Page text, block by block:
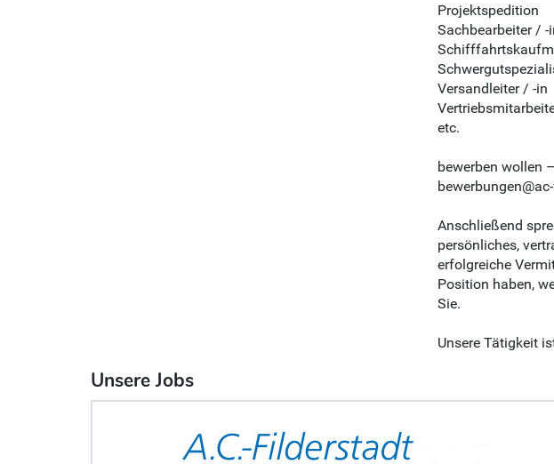
Projektspedition
Sachbearbeiter /
Versandleiter / -in
etc.
bewerben wollen
Anschließend
persönliches,
erfolgreiche
Position haben,
Sie.
Unsere Tätigkeit
Unsere Jobs